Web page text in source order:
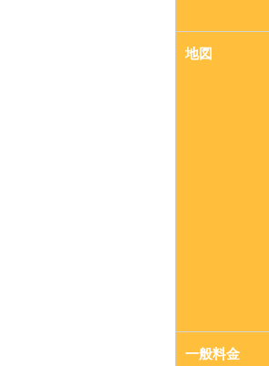
地図
一般料金